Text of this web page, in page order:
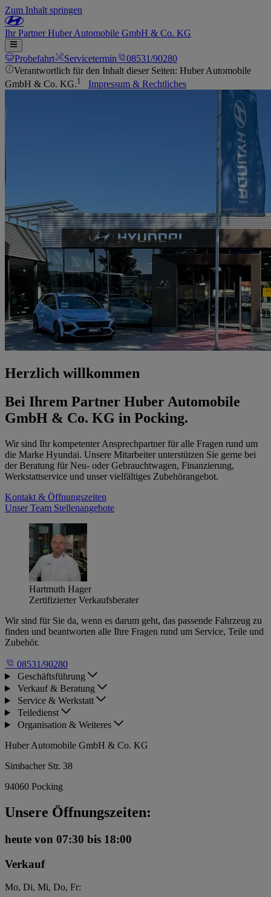
Zum Inhalt springen
IhrPartnerHuber Automobile GmbH & Co. KG
Probefahrt Servicetermin
08531/90280
Verantwortlich für den Inhalt dieser Seiten: Huber Automobile
GmbH & Co. KG.1 Impressum & Rechtliches
Herzlich willkommen
Bei Ihrem Partner Huber Automobile
GmbH & Co. KG in Pocking.
Wir sind Ihr kompetenter Ansprechpartner für alle Fragen rund um
die Marke Hyundai. Unsere Mitarbeiter unterstützen Sie gerne bei
der Beratung für Neu- oder Gebrauchtwagen, Finanzierung,
Werkstattservice und unser vielfältiges Zubehörangebot.
Kontakt & Öffnungszeiten
Unser Team Stellenangebote
Hartmuth Hager
Zertifizierter Verkaufsberater
Wir sind für Sie da, wenn es darum geht, das passende Fahrzeug zu
finden und beantworten alle Ihre Fragen rund um Service, Teile und
Zubehör.
08531/90280
Geschäftsführung
Verkauf & Beratung
Service & Werkstatt
Teiledienst
Organisation & Weiteres
Huber Automobile GmbH & Co. KG
Simbacher Str. 38
94060 Pocking
Unsere Öffnungszeiten:
heute von 07:30 bis 18:00
Verkauf
Mo, Di, Mi, Do, Fr: